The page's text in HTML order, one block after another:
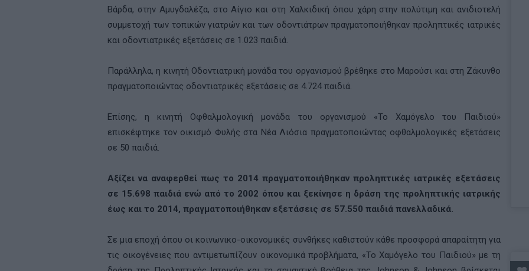
Βάρδα, στην Αμυγδαλέζα, στο Αίγιο και στη Χαλκιδική όπου χάρη στην πολύτιμη και ανιδιοτελή
συμμετοχή των τοπικών γιατρών και των οδοντιάτρων πραγματοποιήθηκαν προληπτικές ιατρικές
και οδοντιατρικές εξετάσεις σε 1.023 παιδιά.
Παράλληλα, η κινητή Οδοντιατρική μονάδα του οργανισμού βρέθηκε στο Μαρούσι και στη Ζάκυνθο
πραγματοποιώντας οδοντιατρικές εξετάσεις σε 4.724 παιδιά.
Επίσης, η κινητή Οφθαλμολογική μονάδα του οργανισμού «Το Χαμόγελο του Παιδιού»
επισκέφτηκε τον οικισμό Φυλής στα Νέα Λιόσια πραγματοποιώντας οφθαλμολογικές εξετάσεις
σε 50 παιδιά.
Αξίζει να αναφερθεί πως το 2014 πραγματοποιήθηκαν προληπτικές ιατρικές εξετάσεις
σε 15.698 παιδιά ενώ από το 2002 όπου και ξεκίνησε η δράση της προληπτικής ιατρικής
έως και το 2014, πραγματοποιήθηκαν εξετάσεις σε 57.550 παιδιά πανελλαδικά.
Σε μια εποχή όπου οι κοινωνικο-οικονομικές συνθήκες καθιστούν κάθε προσφορά απαραίτητη για
τις οικογένειες που αντιμετωπίζουν οικονομικά προβλήματα, «Το Χαμόγελο του Παιδιού» με τη